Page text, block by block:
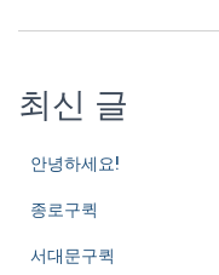
최신 글
안녕하세요!
종로구퀵
서대문구퀵